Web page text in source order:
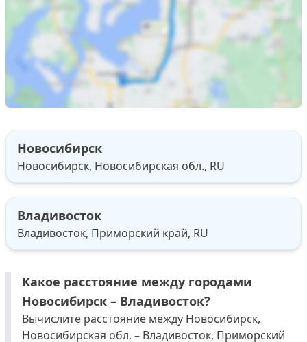
Новосибирск
Новосибирск, Новосибирская обл., RU
Владивосток
Владивосток, Приморский край, RU
Какое расстояние между городами
Новосибирск – Владивосток?
Вычислите расстояние между Новосибирск,
Новосибирская обл. – Владивосток, Приморский